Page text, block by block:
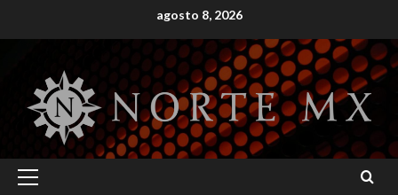
to
agosto 8, 2026
Primary